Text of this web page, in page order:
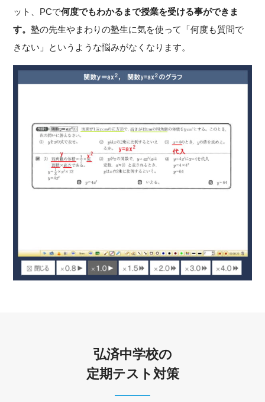
ット、PCで何度でもわかるまで授業を受ける事ができま
す。塾の先生やまわりの塾生に気を使って「何度も質問で
きない」というような悩みがなくなります。
弘済中学校の
定期テスト対策